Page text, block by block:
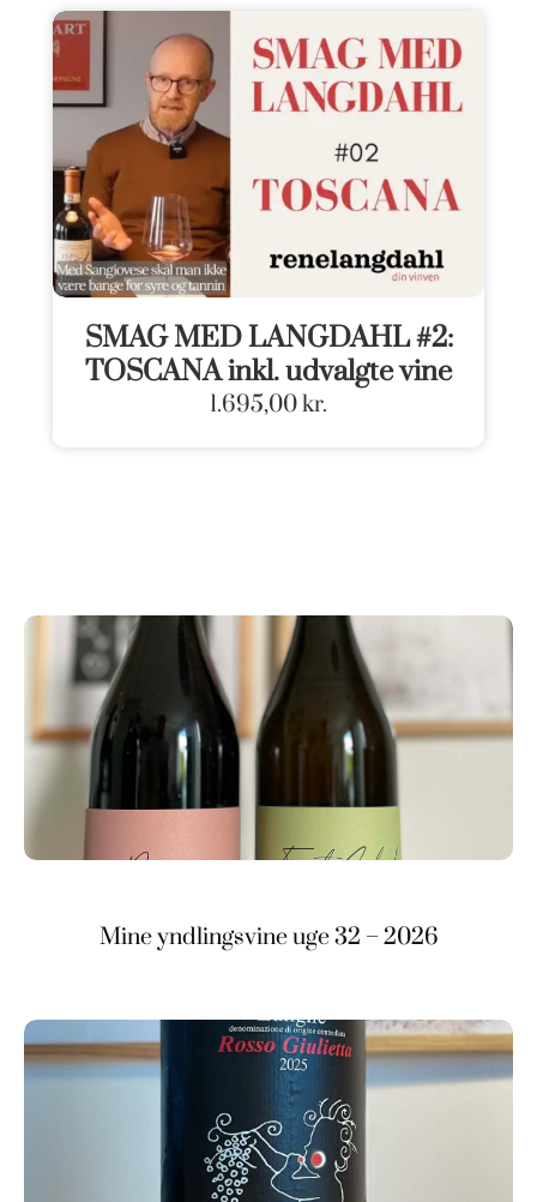
SMAG MED LANGDAHL #2:
TOSCANA inkl. udvalgte vine
1.695,00kr.
Mine yndlingsvine uge 32 – 2026